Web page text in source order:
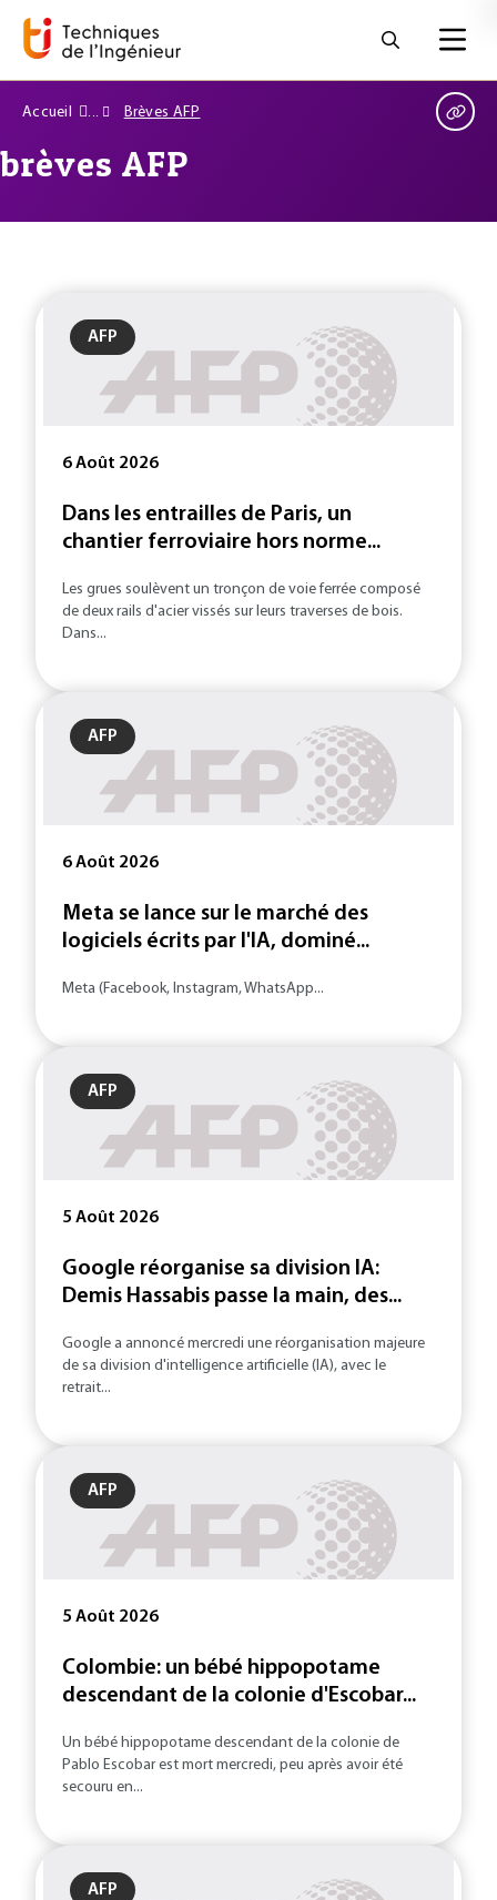
Accueil Brèves AFP
brèves AFP
AFP
6 Août 2026
Dans les entrailles de Paris, un
chantier ferroviaire hors norme...
Les grues soulèvent un tronçon de voie ferrée composé
de deux rails d'acier vissés sur leurs traverses de bois.
Dans...
AFP
6 Août 2026
Meta se lance sur le marché des
logiciels écrits par l'IA, dominé...
Meta (Facebook, Instagram, WhatsApp...
AFP
5 Août 2026
Google réorganise sa division IA:
Demis Hassabis passe la main, des...
Google a annoncé mercredi une réorganisation majeure
de sa division d'intelligence artificielle (IA), avec le
retrait...
AFP
5 Août 2026
Colombie: un bébé hippopotame
descendant de la colonie d'Escobar...
Un bébé hippopotame descendant de la colonie de
Pablo Escobar est mort mercredi, peu après avoir été
secouru en...
AFP